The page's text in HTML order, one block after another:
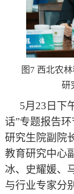
图7 西北农
研
5月23日下
话”专题报告
研究生院副院
教育研究中心
冰、史耀媛、
与行业专家分